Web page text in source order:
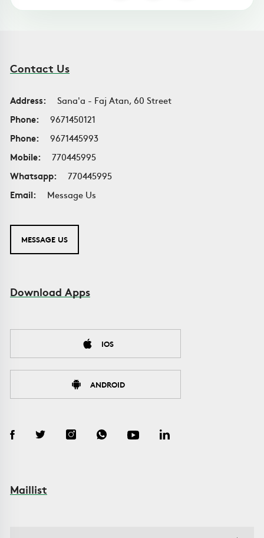
Contact Us
Address:
Sana'a - Faj Atan, 60 Street
Phone:
9671450121
Phone:
9671445993
Mobile:
770445995
Whatsapp:
770445995
Email:
Message Us
MESSAGE US
Download Apps
IOS
ANDROID
Maillist